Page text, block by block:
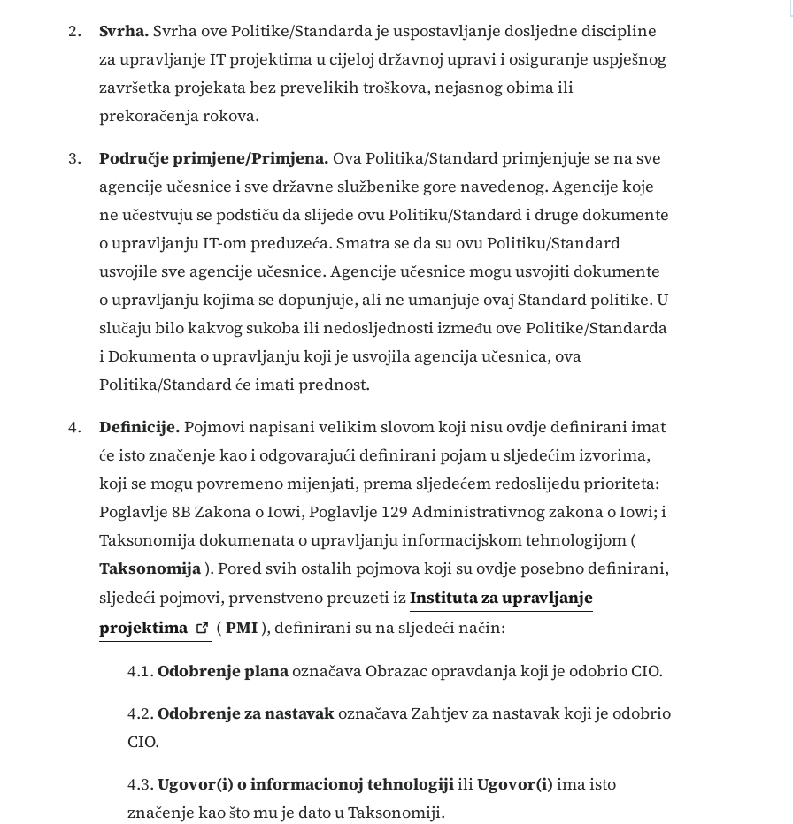
Svrha. Svrha ove Politike/Standarda je uspostavljanje dosljedne discipline
za upravljanje IT projektima u cijeloj državnoj upravi i osiguranje uspješnog
završetka projekata bez prevelikih troškova, nejasnog obima ili
prekoračenja rokova.
Područje primjene/Primjena. Ova Politika/Standard primjenjuje se na sve
agencije učesnice i sve državne službenike gore navedenog. Agencije koje
ne učestvuju se podstiču da slijede ovu Politiku/Standard i druge dokumente
o upravljanju IT-om preduzeća. Smatra se da su ovu Politiku/Standard
usvojile sve agencije učesnice. Agencije učesnice mogu usvojiti dokumente
o upravljanju kojima se dopunjuje, ali ne umanjuje ovaj Standard politike. U
slučaju bilo kakvog sukoba ili nedosljednosti između ove Politike/Standarda
i Dokumenta o upravljanju koji je usvojila agencija učesnica, ova
Politika/Standard će imati prednost.
Definicije. Pojmovi napisani velikim slovom koji nisu ovdje definirani imat
će isto značenje kao i odgovarajući definirani pojam u sljedećim izvorima,
koji se mogu povremeno mijenjati, prema sljedećem redoslijedu prioriteta:
Poglavlje 8B Zakona o Iowi, Poglavlje 129 Administrativnog zakona o Iowi; i
Taksonomija dokumenata o upravljanju informacijskom tehnologijom (
Taksonomija ). Pored svih ostalih pojmova koji su ovdje posebno definirani,
sljedeći pojmovi, prvenstveno preuzeti izInstituta za upravljanje
projektima
(PMI ), definirani su na sljedeći način:
4.1. Odobrenje planaoznačava Obrazac opravdanja koji je odobrio CIO.
4.2. Odobrenje za nastavakoznačava Zahtjev za nastavak koji je odobrio
CIO.
4.3. Ugovor(i) o informacionoj tehnologijiiliUgovor(i) ima isto
značenje kao što mu je dato u Taksonomiji.